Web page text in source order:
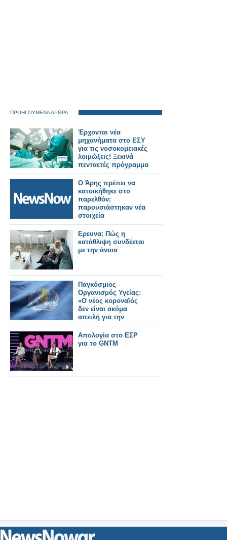
ΠΡΟΗΓΟΥΜΕΝΑ ΑΡΘΡΑ
Έρχονται νέα
μηχανήματα στο ΕΣΥ
για τις νοσοκομειακές
λοιμώξεις! Ξεκινά
πενταετές πρόγραμμα
με 5 εκατ. ευρώ
Ο Άρης πρέπει να
κατοικήθηκε στο
παρελθόν:
παρουσιάστηκαν νέα
στοιχεία
Eρευνα: Πώς η
κατάθλιψη συνδέεται
με την άνοια
Παγκόσμιος
Οργανισμός Υγείας:
«Ο νέος κοροναϊός
δεν είναι ακόμα
απειλή για την
παγκόσμια υγεία»
Απολογία στο ΕΣΡ
για το GNTM